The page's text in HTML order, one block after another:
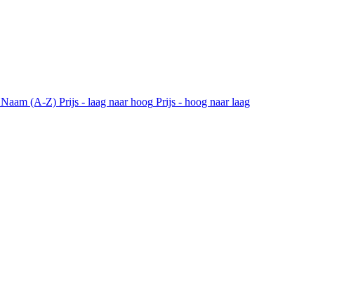
Naam (A-Z) Prijs - laag naar hoog Prijs - hoog naar laag